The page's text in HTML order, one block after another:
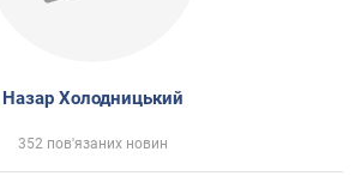
Назар Холодницький
352 пов'язаних новин